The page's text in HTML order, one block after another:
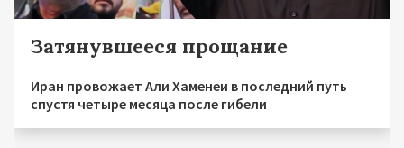
Затянувшееся прощание
Иран провожает Али Хаменеи в последний путь
спустя четыре месяца после гибели